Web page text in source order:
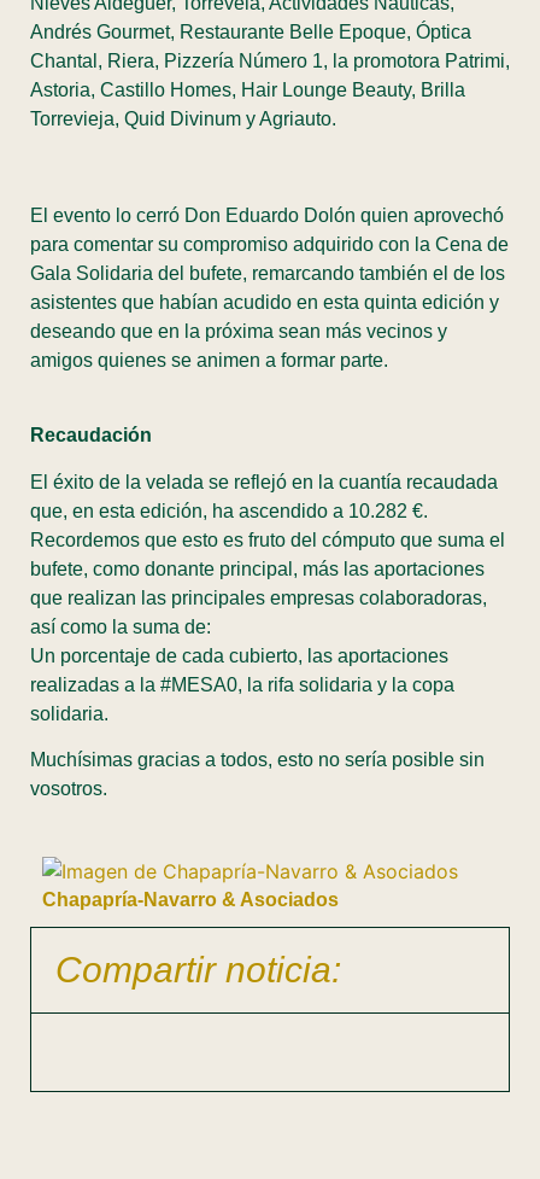
Andrés Gourmet, Restaurante Belle Epoque, Óptica
Chantal, Riera, Pizzería Número 1, la promotora Patrimi,
Astoria, Castillo Homes, Hair Lounge Beauty, Brilla
Torrevieja, Quid Divinum y Agriauto.
El evento lo cerró Don Eduardo Dolón quien aprovechó
para comentar su compromiso adquirido con la Cena de
Gala Solidaria del bufete, remarcando también el de los
asistentes que habían acudido en esta quinta edición y
deseando que en la próxima sean más vecinos y
amigos quienes se animen a formar parte.
Recaudación
El éxito de la velada se reflejó en la cuantía recaudada
que, en esta edición, ha ascendido a 10.282 €.
Recordemos que esto es fruto del cómputo que suma el
bufete, como donante principal, más las aportaciones
que realizan las principales empresas colaboradoras,
así como la suma de:
Un porcentaje de cada cubierto, las aportaciones
realizadas a la #MESA0, la rifa solidaria y la copa
solidaria.
Muchísimas gracias a todos, esto no sería posible sin
vosotros.
Chapapría-Navarro & Asociados
Compartir noticia: